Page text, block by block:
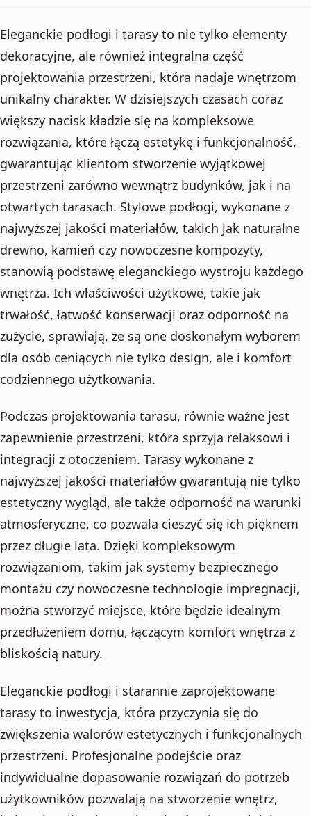
Eleganckie podłogi i tarasy to nie tylko elementy
dekoracyjne, ale również integralna część
projektowania przestrzeni, która nadaje wnętrzom
unikalny charakter. W dzisiejszych czasach coraz
większy nacisk kładzie się na kompleksowe
rozwiązania, które łączą estetykę i funkcjonalność,
gwarantując klientom stworzenie wyjątkowej
przestrzeni zarówno wewnątrz budynków, jak i na
otwartych tarasach. Stylowe podłogi, wykonane z
najwyższej jakości materiałów, takich jak naturalne
drewno, kamień czy nowoczesne kompozyty,
stanowią podstawę eleganckiego wystroju każdego
wnętrza. Ich właściwości użytkowe, takie jak
trwałość, łatwość konserwacji oraz odporność na
zużycie, sprawiają, że są one doskonałym wyborem
dla osób ceniących nie tylko design, ale i komfort
codziennego użytkowania.
Podczas projektowania tarasu, równie ważne jest
zapewnienie przestrzeni, która sprzyja relaksowi i
integracji z otoczeniem. Tarasy wykonane z
najwyższej jakości materiałów gwarantują nie tylko
estetyczny wygląd, ale także odporność na warunki
atmosferyczne, co pozwala cieszyć się ich pięknem
przez długie lata. Dzięki kompleksowym
rozwiązaniom, takim jak systemy bezpiecznego
montażu czy nowoczesne technologie impregnacji,
można stworzyć miejsce, które będzie idealnym
przedłużeniem domu, łączącym komfort wnętrza z
bliskością natury.
Eleganckie podłogi i starannie zaprojektowane
tarasy to inwestycja, która przyczynia się do
zwiększenia walorów estetycznych i funkcjonalnych
przestrzeni. Profesjonalne podejście oraz
indywidualne dopasowanie rozwiązań do potrzeb
użytkowników pozwalają na stworzenie wnętrz,